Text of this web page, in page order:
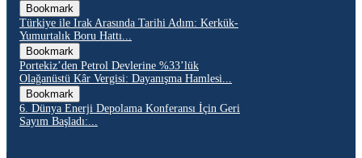
Bookmark
Türkiye ile Irak Arasında Tarihi Adım: Kerkük-
Yumurtalık Boru Hattı...
Bookmark
Portekiz’den Petrol Devlerine %33’lük
Olağanüstü Kâr Vergisi: Dayanışma Hamlesi...
Bookmark
6. Dünya Enerji Depolama Konferansı İçin Geri
Sayım Başladı:...